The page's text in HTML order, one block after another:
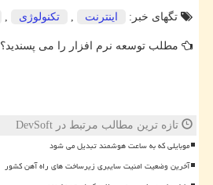
تگهای خبر:
اینترنت تكنولوژی
مطلب توسعه نرم افزار را می پسندید؟
تازه ترین مطالب مرتبط در DevSoft
موبایلی که به ساعت هوشمند تبدیل می شود
آخرین وضعیت امنیت سایبری زیرساخت های راه آهن کشور